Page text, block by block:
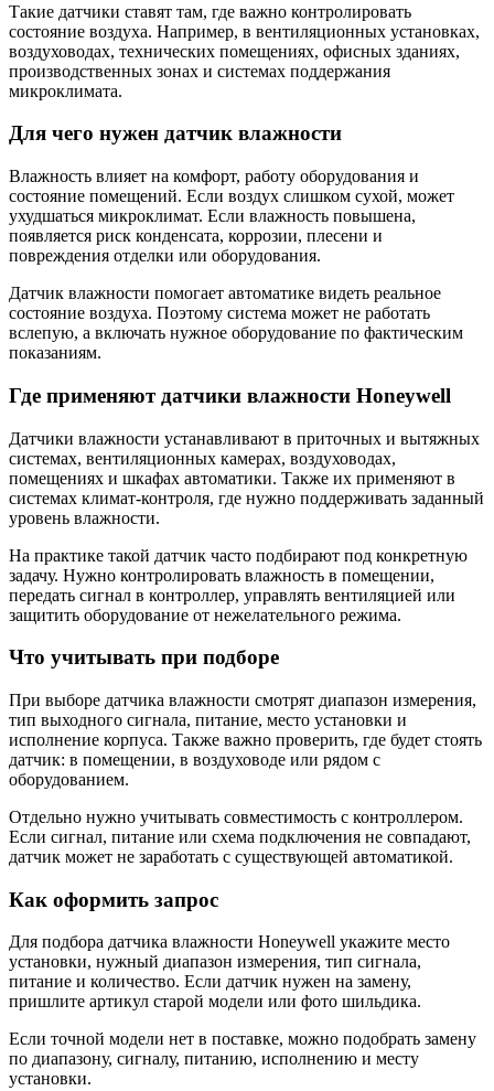
Такие датчики ставят там, где важно контролировать
состояние воздуха. Например, в вентиляционных установках,
воздуховодах, технических помещениях, офисных зданиях,
производственных зонах и системах поддержания
микроклимата.
Для чего нужен датчик влажности
Влажность влияет на комфорт, работу оборудования и
состояние помещений. Если воздух слишком сухой, может
ухудшаться микроклимат. Если влажность повышена,
появляется риск конденсата, коррозии, плесени и
повреждения отделки или оборудования.
Датчик влажности помогает автоматике видеть реальное
состояние воздуха. Поэтому система может не работать
вслепую, а включать нужное оборудование по фактическим
показаниям.
Где применяют датчики влажности Honeywell
Датчики влажности устанавливают в приточных и вытяжных
системах, вентиляционных камерах, воздуховодах,
помещениях и шкафах автоматики. Также их применяют в
системах климат-контроля, где нужно поддерживать заданный
уровень влажности.
На практике такой датчик часто подбирают под конкретную
задачу. Нужно контролировать влажность в помещении,
передать сигнал в контроллер, управлять вентиляцией или
защитить оборудование от нежелательного режима.
Что учитывать при подборе
При выборе датчика влажности смотрят диапазон измерения,
тип выходного сигнала, питание, место установки и
исполнение корпуса. Также важно проверить, где будет стоять
датчик: в помещении, в воздуховоде или рядом с
оборудованием.
Отдельно нужно учитывать совместимость с контроллером.
Если сигнал, питание или схема подключения не совпадают,
датчик может не заработать с существующей автоматикой.
Как оформить запрос
Для подбора датчика влажности Honeywell укажите место
установки, нужный диапазон измерения, тип сигнала,
питание и количество. Если датчик нужен на замену,
пришлите артикул старой модели или фото шильдика.
Если точной модели нет в поставке, можно подобрать замену
по диапазону, сигналу, питанию, исполнению и месту
установки.